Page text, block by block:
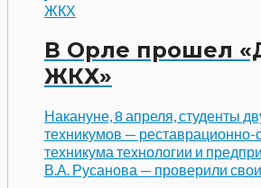
ЖКХ
В Орле прошел
ЖКХ»
Накануне, 8 апреля, студенты
техникумов — реставрационно-
техникума технологии и
В.А. Русанова — проверили